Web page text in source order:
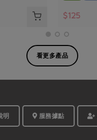
$125
看更多產品
明 服務據點